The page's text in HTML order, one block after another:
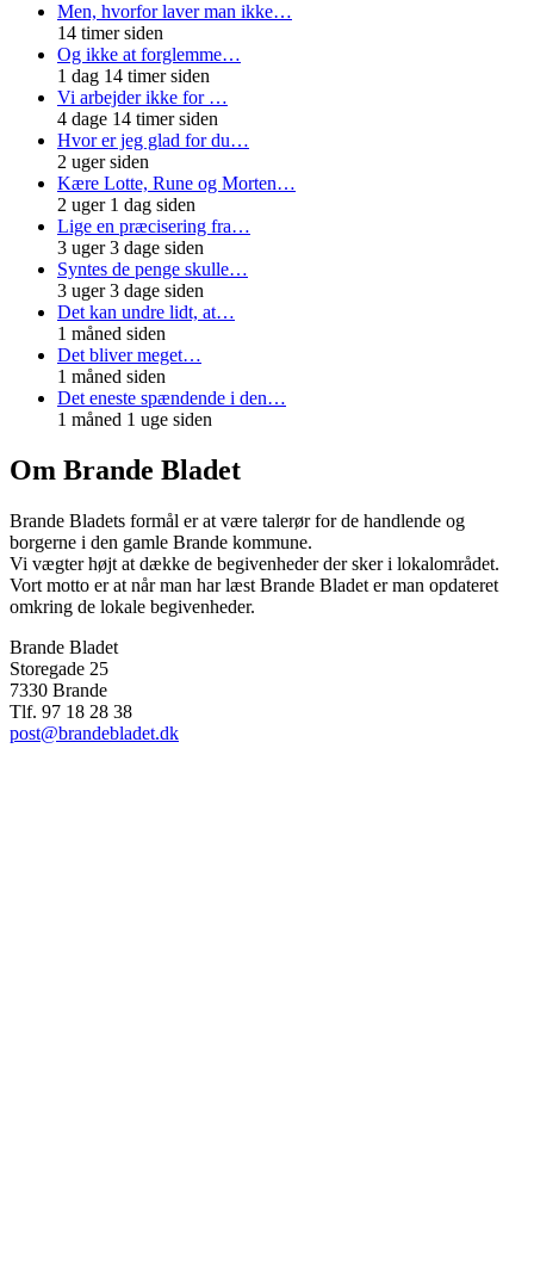
Men, hvorfor laver man ikke…
14 timer siden
Og ikke at forglemme…
1 dag 14 timer siden
Vi arbejder ikke for …
4 dage 14 timer siden
Hvor er jeg glad for du…
2 uger siden
Kære Lotte, Rune og Morten…
2 uger 1 dag siden
Lige en præcisering fra…
3 uger 3 dage siden
Syntes de penge skulle…
3 uger 3 dage siden
Det kan undre lidt, at…
1 måned siden
Det bliver meget…
1 måned siden
Det eneste spændende i den…
1 måned 1 uge siden
Om Brande Bladet
Brande Bladets formål er at være talerør for de handlende og
borgerne i den gamle Brande kommune.
Vi vægter højt at dække de begivenheder der sker i lokalområdet.
Vort motto er at når man har læst Brande Bladet er man opdateret
omkring de lokale begivenheder.
Brande Bladet
Storegade 25
7330 Brande
Tlf. 97 18 28 38
post@brandebladet.dk